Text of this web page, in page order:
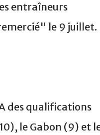
entraîneurs
le 9 juillet.
des qualifications
le Gabon (9) et